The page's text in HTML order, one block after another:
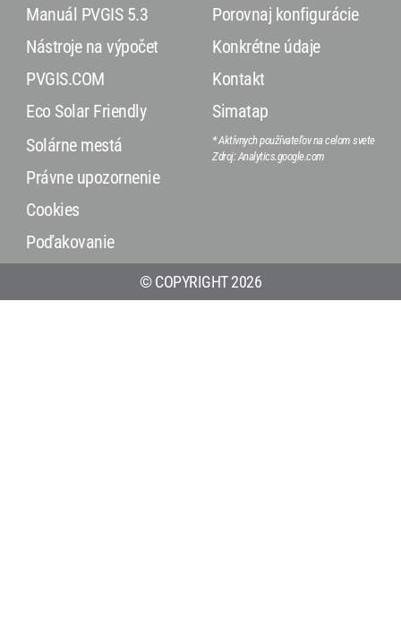
Manuál PVGIS 5.3
Nástroje na výpočet
PVGIS.COM
Eco Solar Friendly
Solárne mestá
Právne upozornenie
Cookies
Poďakovanie
Porovnaj konfigurácie
Konkrétne údaje
Kontakt
Simatap
* Aktívnych používateľov na celom svete
Zdroj: Analytics.google.com
© COPYRIGHT 2026